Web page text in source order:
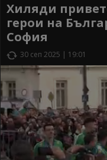
Хиляди
герои на
София
30 сеп 2025 | 19:01